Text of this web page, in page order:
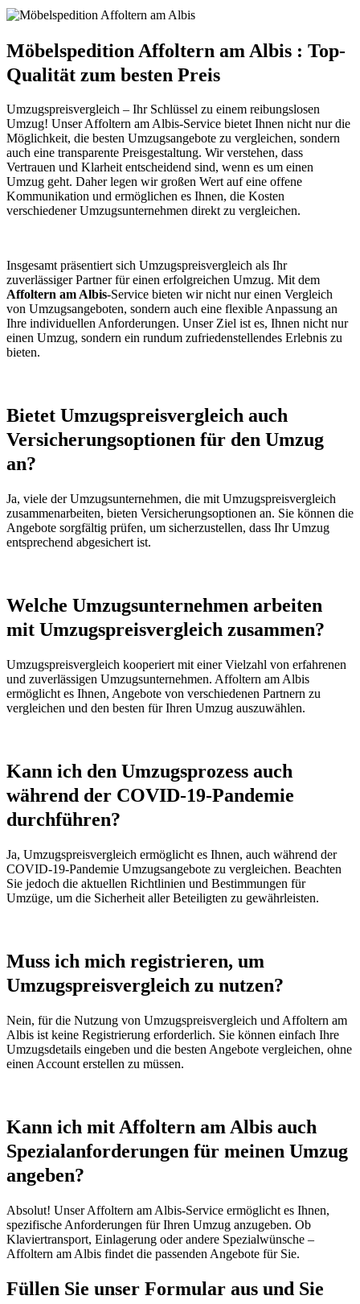
Möbelspedition Affoltern am Albis : Top-
Qualität zum besten Preis
Umzugspreisvergleich – Ihr Schlüssel zu einem reibungslosen
Umzug! Unser Affoltern am Albis-Service bietet Ihnen nicht nur die
Möglichkeit, die besten Umzugsangebote zu vergleichen, sondern
auch eine transparente Preisgestaltung. Wir verstehen, dass
Vertrauen und Klarheit entscheidend sind, wenn es um einen
Umzug geht. Daher legen wir großen Wert auf eine offene
Kommunikation und ermöglichen es Ihnen, die Kosten
verschiedener Umzugsunternehmen direkt zu vergleichen.
Insgesamt präsentiert sich Umzugspreisvergleich als Ihr
zuverlässiger Partner für einen erfolgreichen Umzug. Mit dem
Affoltern am Albis-Service bieten wir nicht nur einen Vergleich
von Umzugsangeboten, sondern auch eine flexible Anpassung an
Ihre individuellen Anforderungen. Unser Ziel ist es, Ihnen nicht nur
einen Umzug, sondern ein rundum zufriedenstellendes Erlebnis zu
bieten.
Bietet Umzugspreisvergleich auch
Versicherungsoptionen für den Umzug
an?
Ja, viele der Umzugsunternehmen, die mit Umzugspreisvergleich
zusammenarbeiten, bieten Versicherungsoptionen an. Sie können die
Angebote sorgfältig prüfen, um sicherzustellen, dass Ihr Umzug
entsprechend abgesichert ist.
Welche Umzugsunternehmen arbeiten
mit Umzugspreisvergleich zusammen?
Umzugspreisvergleich kooperiert mit einer Vielzahl von erfahrenen
und zuverlässigen Umzugsunternehmen. Affoltern am Albis
ermöglicht es Ihnen, Angebote von verschiedenen Partnern zu
vergleichen und den besten für Ihren Umzug auszuwählen.
Kann ich den Umzugsprozess auch
während der COVID-19-Pandemie
durchführen?
Ja, Umzugspreisvergleich ermöglicht es Ihnen, auch während der
COVID-19-Pandemie Umzugsangebote zu vergleichen. Beachten
Sie jedoch die aktuellen Richtlinien und Bestimmungen für
Umzüge, um die Sicherheit aller Beteiligten zu gewährleisten.
Muss ich mich registrieren, um
Umzugspreisvergleich zu nutzen?
Nein, für die Nutzung von Umzugspreisvergleich und Affoltern am
Albis ist keine Registrierung erforderlich. Sie können einfach Ihre
Umzugsdetails eingeben und die besten Angebote vergleichen, ohne
einen Account erstellen zu müssen.
Kann ich mit Affoltern am Albis auch
Spezialanforderungen für meinen Umzug
angeben?
Absolut! Unser Affoltern am Albis-Service ermöglicht es Ihnen,
spezifische Anforderungen für Ihren Umzug anzugeben. Ob
Klaviertransport, Einlagerung oder andere Spezialwünsche –
Affoltern am Albis findet die passenden Angebote für Sie.
Füllen Sie unser Formular aus und Sie